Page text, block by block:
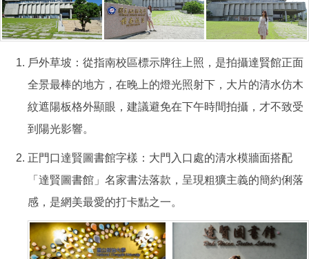
戶外草坡：從指南校區標示牌往上照，是拍攝達賢館正面
全景最棒的地方，在晚上的燈光照射下，大片的清水仿木
紋遮陽板格外顯眼，建議避免在下午時間拍攝，才不致受
到陽光影響。
正門口達賢圖書館字樣：大門入口處的清水模牆面搭配
「達賢圖書館」名家書法落款，呈現粗獷主義的簡約俐落
感，是網美最愛的打卡點之一。